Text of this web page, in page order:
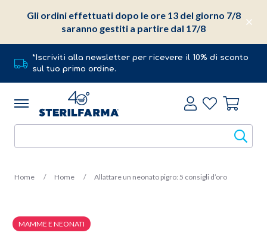
*Iscriviti alla newsletter per ricevere il 10% di sconto
sul tuo primo ordine.
Home Home Allattare un neonato pigro: 5 consigli d’oro
MAMME E NEONATI
10 Settembre 2019
Gli ordini effettuati dopo le ore 13 del giorno 7/8
saranno gestiti a partire dal 17/8